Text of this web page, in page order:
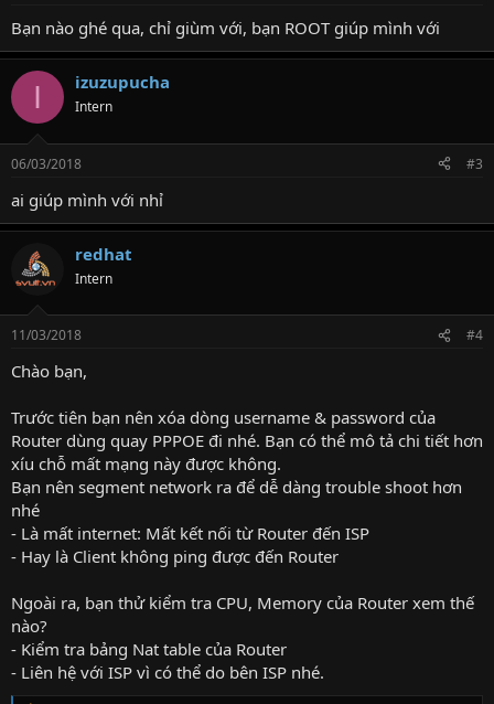
Bạn nào ghé qua, chỉ giùm với, bạn ROOT giúp mình với
I izuzupucha
Intern
06/03/2018 #3
ai giúp mình với nhỉ
redhat
Intern
11/03/2018 #4
Chào bạn,
Trước tiên bạn nên xóa dòng username & password của
Router dùng quay PPPOE đi nhé. Bạn có thể mô tả chi tiết hơn
xíu chỗ mất mạng này được không.
Bạn nên segment network ra để dễ dàng trouble shoot hơn
nhé
- Là mất internet: Mất kết nối từ Router đến ISP
- Hay là Client không ping được đến Router
Ngoài ra, bạn thử kiểm tra CPU, Memory của Router xem thế
nào?
- Kiểm tra bảng Nat table của Router
- Liên hệ với ISP vì có thể do bên ISP nhé.